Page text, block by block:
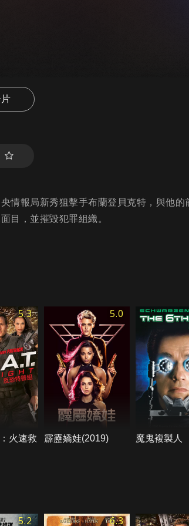
情報局新秀狙擊手布蘭登貝克特，與他的
目，並摧毀犯罪組織。
5.3
火速救
5.0
霹靂嬌娃(2019) 魔鬼複製人
5.2 6.3